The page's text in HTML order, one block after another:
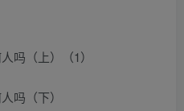
吗（上）（1）
吗（下）